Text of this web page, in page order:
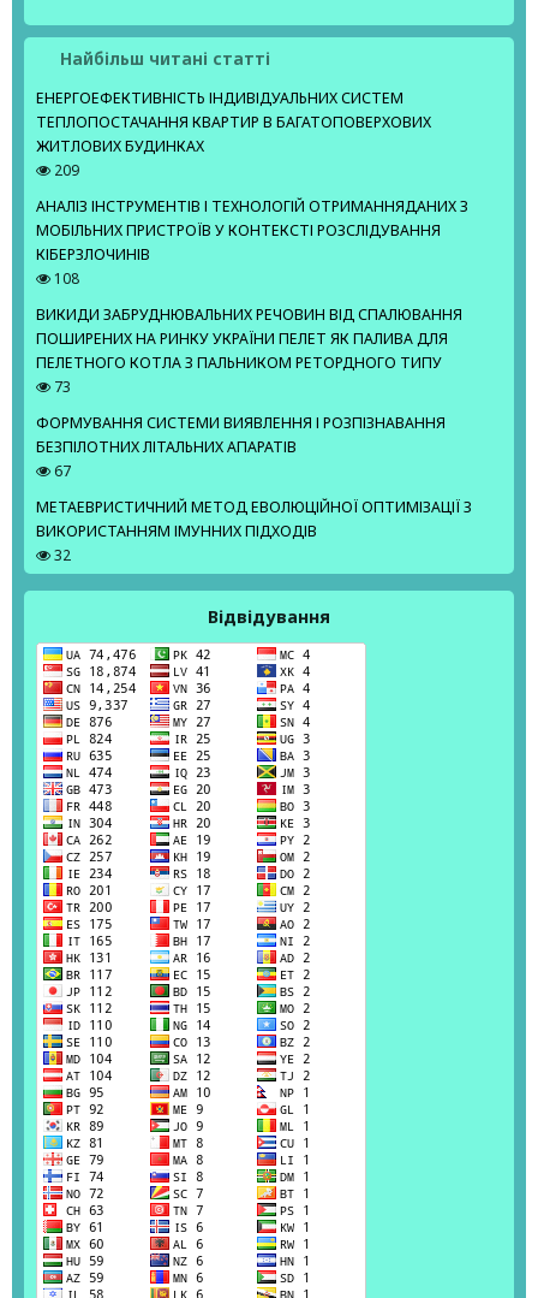
Найбільш читані статті
ЕНЕРГОЕФЕКТИВНІСТЬ ІНДИВІДУАЛЬНИХ СИСТЕМ
ТЕПЛОПОСТАЧАННЯ КВАРТИР В БАГАТОПОВЕРХОВИХ
ЖИТЛОВИХ БУДИНКАХ
209
АНАЛІЗ ІНСТРУМЕНТІВ І ТЕХНОЛОГІЙ ОТРИМАННЯДАНИХ З
МОБІЛЬНИХ ПРИСТРОЇВ У КОНТЕКСТІ РОЗСЛІДУВАННЯ
КІБЕРЗЛОЧИНІВ
108
ВИКИДИ ЗАБРУДНЮВАЛЬНИХ РЕЧОВИН ВІД СПАЛЮВАННЯ
ПОШИРЕНИХ НА РИНКУ УКРАЇНИ ПЕЛЕТ ЯК ПАЛИВА ДЛЯ
ПЕЛЕТНОГО КОТЛА З ПАЛЬНИКОМ РЕТОРДНОГО ТИПУ
73
ФОРМУВАННЯ СИСТЕМИ ВИЯВЛЕННЯ І РОЗПІЗНАВАННЯ
БЕЗПІЛОТНИХ ЛІТАЛЬНИХ АПАРАТІВ
67
МЕТАЕВРИСТИЧНИЙ МЕТОД ЕВОЛЮЦІЙНОЇ ОПТИМІЗАЦІЇ З
ВИКОРИСТАННЯМ ІМУННИХ ПІДХОДІВ
32
Відвідування